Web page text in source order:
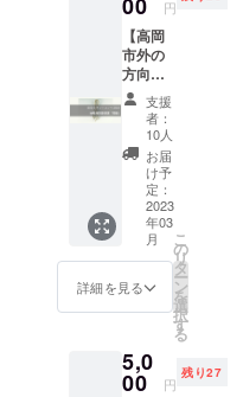
収書）
発行の
ため、
「苗字
と名前
（例：
田中太
郎）」
と「住
所」を
備考欄
にご記
入をお
願いし
ます。
00 円
【高岡
市外の
方向
け】 高
岡クラ
フトコ
ンペ
ティ
ション
2018地
域特別
賞受賞
作品
「菅
紐」を1
ただき
ます。
支援
者：
10人
お届
け予
定：
2023
年03
月
詳細を見る
こ
の
リ
タ
ー
ン
を
選
択
す
る
5,0
00 円
残り27